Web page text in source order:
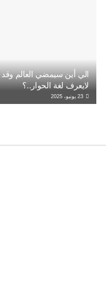
الي أين سيمضي العالم
لايعرف لغة الحوار..؟